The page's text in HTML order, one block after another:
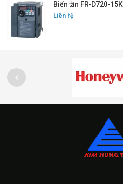
Biến tần FR-D720-15K
Liên hệ